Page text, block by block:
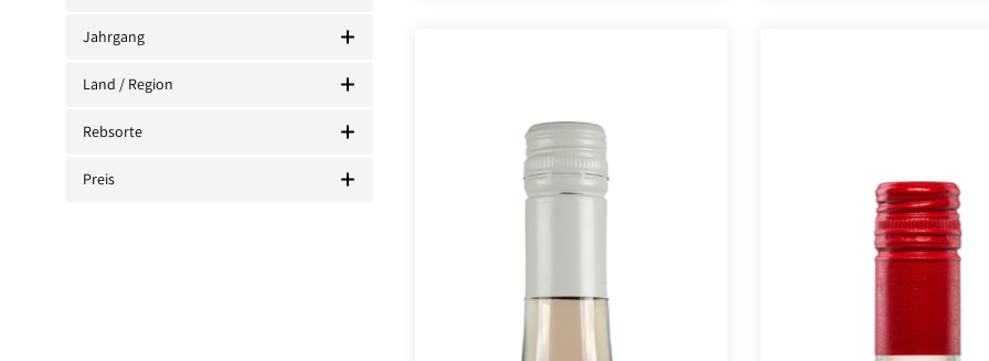
Jahrgang
Land / Region
Rebsorte
Preis